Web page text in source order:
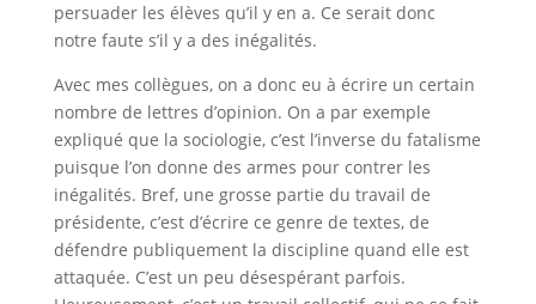
persuader les élèves qu’il y en a. Ce serait donc
notre faute s’il y a des inégalités.
Avec mes collègues, on a donc eu à écrire un certain
nombre de lettres d’opinion. On a par exemple
expliqué que la sociologie, c’est l’inverse du fatalisme
puisque l’on donne des armes pour contrer les
inégalités. Bref, une grosse partie du travail de
présidente, c’est d’écrire ce genre de textes, de
défendre publiquement la discipline quand elle est
attaquée. C’est un peu désespérant parfois.